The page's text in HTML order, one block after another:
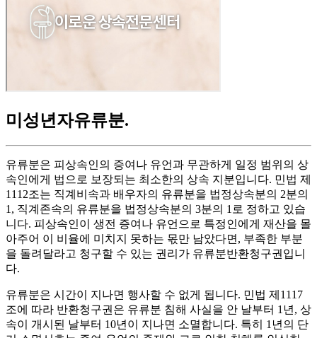
미성년자유류분.
유류분은 피상속인의 증여나 유언과 무관하게 일정 범위의 상
속인에게 법으로 보장되는 최소한의 상속 지분입니다. 민법 제
1112조는 직계비속과 배우자의 유류분을 법정상속분의 2분의
1, 직계존속의 유류분을 법정상속분의 3분의 1로 정하고 있습
니다. 피상속인이 생전 증여나 유언으로 특정인에게 재산을 몰
아주어 이 비율에 미치지 못하는 몫만 남았다면, 부족한 부분
을 돌려달라고 청구할 수 있는 권리가 유류분반환청구권입니
다.
유류분은 시간이 지나면 행사할 수 없게 됩니다. 민법 제1117
조에 따라 반환청구권은 유류분 침해 사실을 안 날부터 1년, 상
속이 개시된 날부터 10년이 지나면 소멸합니다. 특히 1년의 단